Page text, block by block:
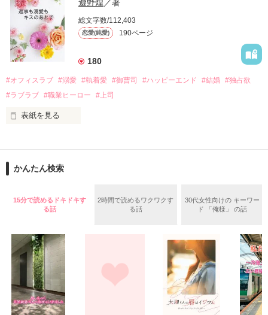
そんなある日、哲平は美桜がストーカー被害に
遭っていることを知る。
美桜を守るため、哲平は同居を提案してきて――。
夏木美桜(なつきみお)
鳴海哲平 (なるみてっぺい)
2026.6.5～2026.7.25
＊以前、公開していた話の改稿版です＊
作品を読む
帰国後、美桜は新しい職場でワンナイトした美青年と再会。
なんと彼の正体は、とある財閥御曹司にも関わらず、一族を離
れて起業した新進気鋭の実業家、社内でも冷徹だと評判な社長
――御影恭司その人だったのだ――！
なぜか恭司から飼い猫の世話係を命じられた美桜は、猫の世
の関係となってしまい――？
遊野煌／著
総文字数/112,403
恋愛(純愛) 190ページ
180
#オフィスラブ #溺愛 #執着愛 #御曹司 #ハッピーエンド #結婚 #独占欲
#ラブラブ #職業ヒーロー #上司
表紙を見る
ションの企画戦略室で働いている。
めた、同期で恋人の石垣守（26）がいるのだが、後輩の姫原由
いた。
守と由羅から『便利屋雛子』と馬鹿にされ、一人こっそり泣い
た上、同居まで提案してきて──？
鷹哉『宜しくな、俺の雛子』🦅
雛子『俺の……ひぃ、雛子？！！！』🐥
シゴデキで冷徹な上司が見せる素顔は、なぜか想像以上に甘く
て……🐥💓🦅
かんたん検索
15分で読めるドキドキす
る話
2時間で読めるワクワクす
る話
30代女性向けの キーワー
ド 「俺様」 の話